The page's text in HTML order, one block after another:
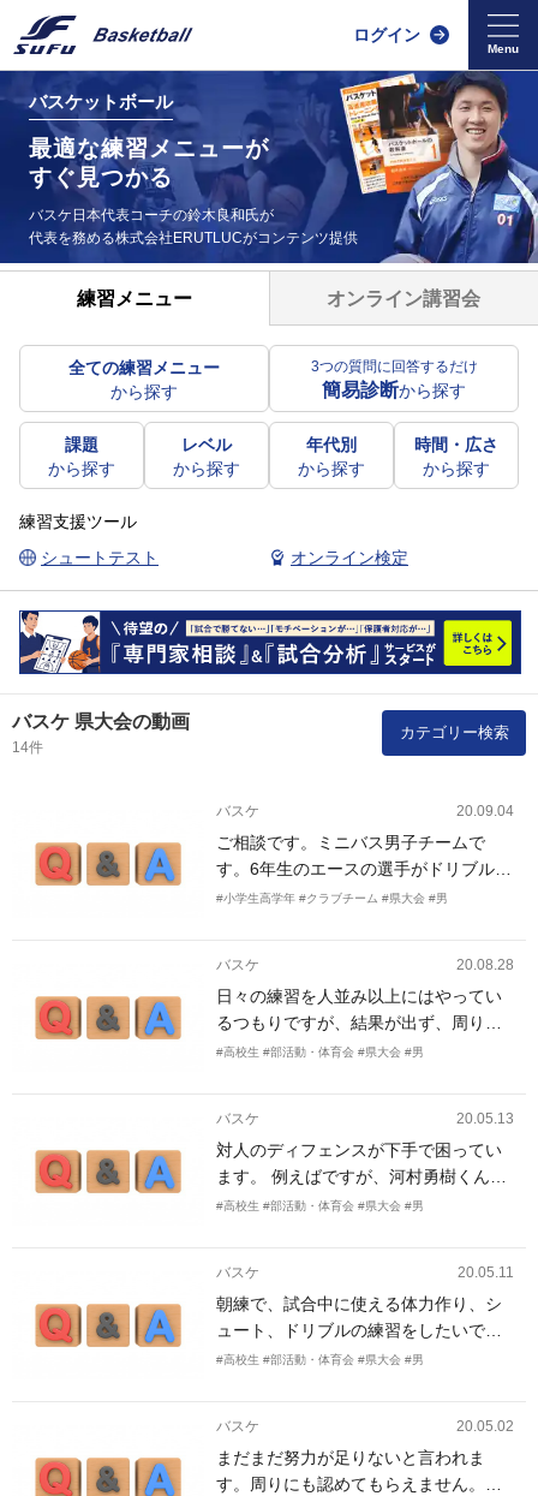
ログイン
バスケットボール
最適な練習メニューが
すぐ見つかる
バスケ日本代表コーチの鈴木良和氏が
代表を務める株式会社ERUTLUCがコンテンツ提供
練習メニュー オンライン講習会
全ての練習メニュー
から探す
3つの質問に回答するだけ
簡易診断から探す
課題
から探す
レベル
から探す
年代別
から探す
時間・広さ
から探す
練習支援ツール
シュートテスト
オンライン検定
バスケ 県大会の動画
14件
カテゴリー検索
バスケ 20.09.04
ご相談です。ミニバス男子チームで
す。6年生のエースの選手がドリブルを
始めると周りの選手がピタっと止まっ
ンスになってしまいます。ドライブへ
の合わせ、スペースの理解からと思っ
ています、どのような練習から行うと
よろしいでしょうか？
#小学生高学年 #クラブチーム #県大会 #男
バスケ 20.08.28
日々の練習を人並み以上にはやってい
るつもりですが、結果が出ず、周りに
離されてしまっています。 今の問題点
ような事を意識して練習に取り組んだ
ほうがいいですしょうか? 周りから認
められ、バスケを今以上に楽しめるよ
うになりたいです。
#高校生 #部活動・体育会 #県大会 #男
バスケ 20.05.13
対人のディフェンスが下手で困ってい
ます。 例えばですが、河村勇樹くんの
ようなディフェンスフットワークを身
#高校生 #部活動・体育会 #県大会 #男
バスケ 20.05.11
朝練で、試合中に使える体力作り、シ
ュート、ドリブルの練習をしたいで
す。ポジションはSGです。
#高校生 #部活動・体育会 #県大会 #男
バスケ 20.05.02
まだまだ努力が足りないと言われま
す。周りにも認めてもらえません。上